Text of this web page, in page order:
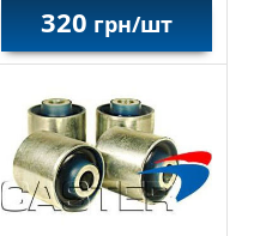
320 грн/шт